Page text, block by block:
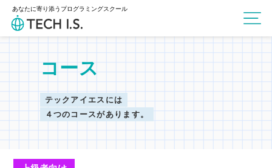
あなたに寄り添うプログラミングスクール
コース
テックアイエスには
４つのコースがあります。